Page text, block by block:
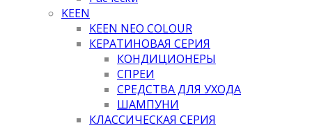
KEEN
KEEN NEO COLOUR
КЕРАТИНОВАЯ СЕРИЯ
КОНДИЦИОНЕРЫ
СПРЕИ
СРЕДСТВА ДЛЯ УХОДА
ШАМПУНИ
КЛАССИЧЕСКАЯ СЕРИЯ